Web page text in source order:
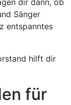
dir dann, ob
Sänger
entspanntes
hilft dir
für